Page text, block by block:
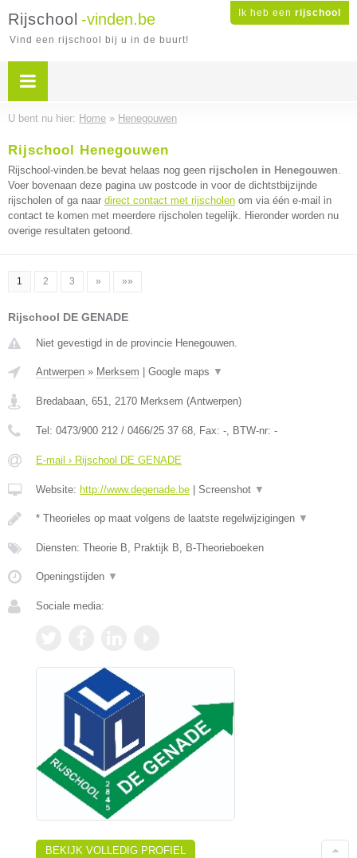
Ik heb een rijschool
Rijschool -vinden.be
Vind een rijschool bij u in de buurt!
U bent nu hier: Home » Henegouwen
Rijschool Henegouwen
Rijschool-vinden.be bevat helaas nog geen rijscholen in Henegouwen.
Voer bovenaan deze pagina uw postcode in voor de dichtstbijzijnde
rijscholen of ga naar direct contact met rijscholen om via één e-mail in
contact te komen met meerdere rijscholen tegelijk. Hieronder worden nu
overige resultaten getoond.
1 2 3 » »»
Rijschool DE GENADE
Niet gevestigd in de provincie Henegouwen.
Antwerpen » Merksem Google maps ▼
Bredabaan, 651, 2170 Merksem (Antwerpen)
Tel: 0473/900 212 / 0466/25 37 68, Fax: -, BTW-nr: -
E-mail › Rijschool DE GENADE
Website: http://www.degenade.be Screenshot ▼
* Theorieles op maat volgens de laatste regelwijzigingen ▼
Diensten: Theorie B, Praktijk B, B-Theorieboeken
Openingstijden ▼
Sociale media:
BEKIJK VOLLEDIG PROFIEL